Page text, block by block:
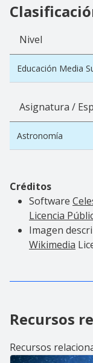
Nivel
Educación Media
Asignatura /
Astronomía
Créditos
Software
Licencia
Imagen
Wikimedia
Recursos
Recursos